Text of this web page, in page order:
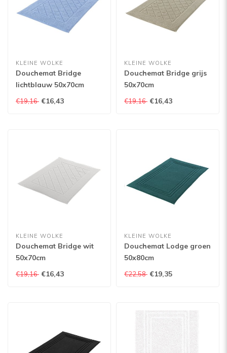
KLEINE WOLKE
Douchemat Bridge
lichtblauw 50x70cm
€19,16 €16,43
KLEINE WOLKE
Douchemat Bridge grijs
50x70cm
€19,16 €16,43
KLEINE WOLKE
Douchemat Bridge wit
50x70cm
€19,16 €16,43
KLEINE WOLKE
Douchemat Lodge groen
50x80cm
€22,58 €19,35